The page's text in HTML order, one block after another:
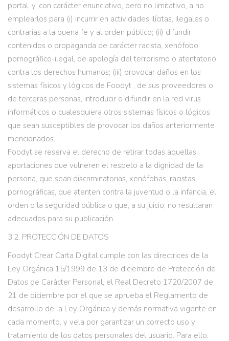
portal, y, con carácter enunciativo, pero no limitativo, a no
emplearlos para (i) incurrir en actividades ilícitas, ilegales o
contrarias a la buena fe y al orden público; (ii) difundir
contenidos o propaganda de carácter racista, xenófobo,
pornográfico-ilegal, de apología del terrorismo o atentatorio
contra los derechos humanos; (iii) provocar daños en los
sistemas físicos y lógicos de Foodyt , de sus proveedores o
de terceras personas, introducir o difundir en la red virus
informáticos o cualesquiera otros sistemas físicos o lógicos
que sean susceptibles de provocar los daños anteriormente
mencionados.
Foodyt se reserva el derecho de retirar todas aquellas
aportaciones que vulneren el respeto a la dignidad de la
persona, que sean discriminatorias, xenófobas, racistas,
pornográficas, que atenten contra la juventud o la infancia, el
orden o la seguridad pública o que, a su juicio, no resultaran
adecuados para su publicación.
3.2. PROTECCIÓN DE DATOS
Foodyt Crear Carta Digital cumple con las directrices de la
Ley Orgánica 15/1999 de 13 de diciembre de Protección de
Datos de Carácter Personal, el Real Decreto 1720/2007 de
21 de diciembre por el que se aprueba el Reglamento de
desarrollo de la Ley Orgánica y demás normativa vigente en
cada momento, y vela por garantizar un correcto uso y
tratamiento de los datos personales del usuario. Para ello,